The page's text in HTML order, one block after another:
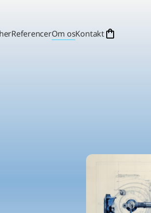
ReferencerOm osKontakt